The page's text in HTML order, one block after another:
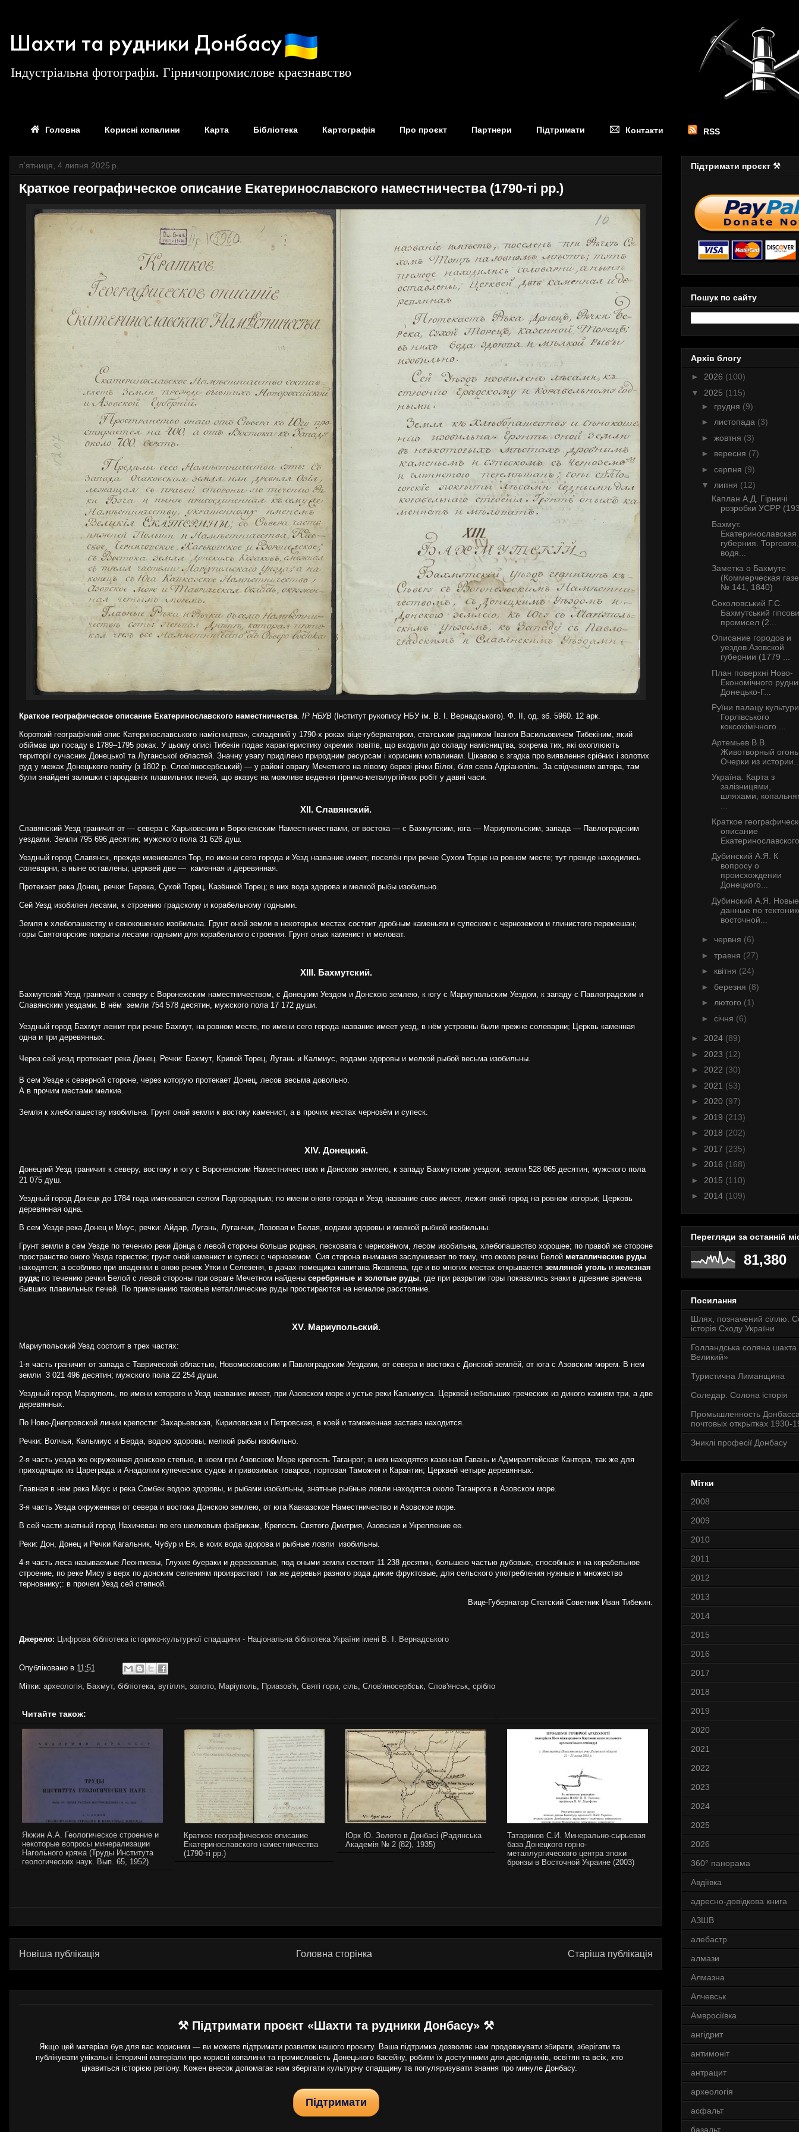
Шахти та рудники Донбасу
Індустріальна фотографія. Гірничопромислове краєзнавство
Головна Корисні копалини Карта Бібліотека Картографія Про проєкт Партнери Підтримати Контакти RSS
пʼятниця, 4 липня 2025 р.
Краткое географическое описание Екатеринославского наместничества (1790-ті рр.)
Краткое географическое описание Екатеринославского наместничества. ІР НБУВ (Інститут рукопису НБУ ім. В. І. Вернадського). Ф. ІІ, од. зб. 5960. 12 арк.
Короткий географічний опис Катеринославського намісництва», складений у 1790-х роках віце-губернатором, статським радником Іваном Васильовичем Тибекіним, який
обіймав цю посаду в 1789–1795 роках. У цьому описі Тибекін подає характеристику окремих повітів, що входили до складу намісництва, зокрема тих, які охоплюють
території сучасних Донецької та Луганської областей. Значну увагу приділено природним ресурсам і корисним копалинам. Цікавою є згадка про виявлення срібних і золотих
руд у межах Донецького повіту (з 1802 р. Слов'яносербський) — у районі оврагу Мечетного на лівому березі річки Білої, біля села Адріанопіль. За свідченням автора, там
були знайдені залишки стародавніх плавильних печей, що вказує на можливе ведення гірничо-металургійних робіт у давні часи.
XII. Славянский.
Славянский Уезд граничит от — севера с Харьковским и Воронежским Наместничествами, от востока — с Бахмутским, юга — Мариупольским, запада — Павлоградским
уездами. Земли 795 696 десятин; мужского пола 31 626 душ.
Уездный город Славянск, прежде именовался Тор, по имени сего города и Уезд название имеет, поселён при речке Сухом Торце на ровном месте; тут прежде находились
солеварни, а ныне оставлены; церквей две — каменная и деревянная.
Протекает река Донец, речки: Берека, Сухой Торец, Казённой Торец; в них вода здорова и мелкой рыбы изобильно.
Сей Уезд изобилен лесами, к строению градскому и корабельному годными.
Земля к хлебопашеству и сенокошению изобильна. Грунт оной земли в некоторых местах состоит дробным каменьям и супеском с черноземом и глинистого перемешан;
горы Святогорские покрыты лесами годными для корабельного строения. Грунт оных каменист и меловат.
XIII. Бахмутский.
Бахмутский Уезд граничит к северу с Воронежским наместничеством, с Донецким Уездом и Донскою землею, к югу с Мариупольским Уездом, к западу с Павлоградским и
Славянским уездами. В нём земли 754 578 десятин, мужского пола 17 172 души.
Уездный город Бахмут лежит при речке Бахмут, на ровном месте, по имени сего города название имеет уезд, в нём устроены были прежне солеварни; Церквь каменная
одна и три деревянных.
Через сей уезд протекает река Донец. Речки: Бахмут, Кривой Торец, Лугань и Калмиус, водами здоровы и мелкой рыбой весьма изобильны.
В сем Уезде к северной стороне, через которую протекает Донец, лесов весьма довольно.
А в прочим местами мелкие.
Земля к хлебопашеству изобильна. Грунт оной земли к востоку каменист, а в прочих местах чернозём и супеск.
XIV. Донецкий.
Донецкий Уезд граничит к северу, востоку и югу с Воронежским Наместничеством и Донскою землею, к западу Бахмутским уездом; земли 528 065 десятин; мужского пола
21 075 душ.
Уездный город Донецк до 1784 года именовался селом Подгородным; по имени оного города и Уезд название свое имеет, лежит оной город на ровном изгорьи; Церковь
деревянная одна.
В сем Уезде река Донец и Миус, речки: Айдар, Лугань, Луганчик, Лозовая и Белая, водами здоровы и мелкой рыбкой изобильны.
Грунт земли в сем Уезде по течению реки Донца с левой стороны больше родная, песковата с чернозёмом, лесом изобильна, хлебопашество хорошее; по правой же стороне
пространство оного Уезда гористое; грунт оной каменист и супеск с черноземом. Сия сторона внимания заслуживает по тому, что около речки Белой металлические руды
находятся; а особливо при впадении в оною речек Утки и Селезеня, в дачах помещика капитана Яковлева, где и во многих местах открывается земляной уголь и железная
руда; по течению речки Белой с левой стороны при овраге Мечетном найдены серебряные и золотые руды, где при разрытии горы показались знаки в древние времена
бывших плавильных печей. По примечанию таковые металлические руды простираются на немалое расстояние.
XV. Мариупольский.
Мариупольский Уезд состоит в трех частях:
1-я часть граничит от запада с Таврической областью, Новомосковским и Павлоградским Уездами, от севера и востока с Донской землёй, от юга с Азовским морем. В нем
земли 3 021 496 десятин; мужского пола 22 254 души.
Уездный город Мариуполь, по имени которого и Уезд название имеет, при Азовском море и устье реки Кальмиуса. Церквей небольших греческих из дикого камням три, а две
деревянных.
По Ново-Днепровской линии крепости: Захарьевская, Кириловская и Петровская, в коей и таможенная застава находится.
Речки: Волчья, Кальмиус и Берда, водою здоровы, мелкой рыбы изобильно.
2-я часть уезда же окруженная донскою степью, в коем при Азовском Море крепость Таганрог; в нем находятся казенная Гавань и Адмиралтейская Кантора, так же для
приходящих из Цареграда и Анадолии купеческих судов и привозимых товаров, портовая Таможня и Карантин; Церквей четыре деревянных.
Главная в нем река Миус и река Сомбек водою здоровы, и рыбами изобильны, знатные рыбные ловли находятся около Таганрога в Азовском море.
3-я часть Уезда окруженная от севера и востока Донскою землею, от юга Кавказское Наместничество и Азовское море.
В сей части знатный город Нахичеван по его шелковым фабрикам, Крепость Святого Дмитрия, Азовская и Укрепление ее.
Реки: Дон, Донец и Речки Кагальник, Чубур и Ея, в коих вода здорова и рыбные ловли изобильны.
4-я часть леса называемые Леонтиевы, Глухие буераки и дерезоватые, под оными земли состоит 11 238 десятин, большею частью дубовые, способные и на корабельное
строение, по реке Мису в верх по донским селениям произрастают так же деревья разного рода дикие фруктовые, для сельского употребления нужные и множество
терновнику;: в прочем Уезд сей степной.
Вице-Губернатор Статский Советник Иван Тибекин.
Джерело: Цифрова бібліотека історико-культурної спадщини - Національна бібліотека України імені В. І. Вернадського
Опубліковано в 11:51
Мітки: археологія, Бахмут, бібліотека, вугілля, золото, Маріуполь, Приазов'я, Святі гори, сіль, Слов'яносербськ, Слов'янськ, срібло
Читайте також:
Якжин А.А. Геологическое строение и
некоторые вопросы минерализации
Нагольного кряжа (Труды Института
геологических наук. Вып. 65, 1952)
Краткое географическое описание
Екатеринославского наместничества
(1790-ті рр.)
Юрк Ю. Золото в Донбасі (Радянська
Академія № 2 (82), 1935)
Татаринов С.И. Минерально-сырьевая
база Донецкого горно-
металлургического центра эпохи
бронзы в Восточной Украине (2003)
Новіша публікація Старіша публікація
Головна сторінка
⚒ Підтримати проєкт «Шахти та рудники Донбасу» ⚒
Якщо цей матеріал був для вас корисним — ви можете підтримати розвиток нашого проєкту. Ваша підтримка дозволяє нам продовжувати збирати, зберігати та
публікувати унікальні історичні матеріали про корисні копалини та промисловість Донецького басейну, робити їх доступними для дослідників, освітян та всіх, хто
цікавиться історією регіону. Кожен внесок допомагає нам зберігати культурну спадщину та популяризувати знання про минуле Донбасу.
Підтримати
Підтримати проєкт ⚒
Пошук по сайту
Архів блогу
► 2026 (100)
▼ 2025 (115)
► грудня (9)
► листопада (3)
► жовтня (3)
► вересня (7)
► серпня (9)
▼ липня (12)
Каплан А.Д. Гірничі
розробки УСРР
Бахмут.
Екатеринославская
губерния. Торговля,
водя...
Заметка о Бахмуте
(Коммерческая
№ 141, 1840)
Соколовський Г.С.
Бахмутський
промисел (2...
Описание городов и
уездов Азовской
губернии (1779 ...
План поверхні Ново-
Економічного
Донецько-Г...
Руїни палацу культури
Горлівського
коксохімічного ...
Артемьев В.В.
Животворный
Очерки из
Україна. Карта з
залізницями,
шляхами,
Краткое
описание
Дубинский А.Я. К
вопросу о
происхождении
Донецкого...
Дубинский А.Я. Новые
данные по
восточной...
► червня (6)
► травня (27)
► квітня (24)
► березня (8)
► лютого (1)
► січня (6)
► 2024 (89)
► 2023 (12)
► 2022 (30)
► 2021 (53)
► 2020 (97)
► 2019 (213)
► 2018 (202)
► 2017 (235)
► 2016 (168)
► 2015 (110)
► 2014 (109)
Перегляди за останній
81,380
Посилання
Шлях, позначений сіллю.
історія Сходу України
Голландська соляна
Великий»
Туристична Лиманщина
Соледар. Солона історія
Промышленность
почтовых открытках 1930-
Зниклі професії Донбасу
Мітки
2008
2009
2010
2011
2012
2013
2014
2015
2016
2017
2018
2019
2020
2021
2022
2023
2024
2025
2026
360° панорама
Авдіївка
адресно-довідкова книга
АЗШВ
алебастр
алмази
Алмазна
Алчевськ
Амвросіївка
ангідрит
антимоніт
антрацит
археологія
асфальт
базальт